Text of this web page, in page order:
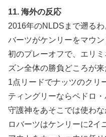
11. 海外の反応
2016年のNLDSまで遡る
バーツがケンリーをマウ
初のプレーオフで、エリ
ズン全体の勝負どころが来
1点リードでナッツのクリ
ティングリーならペドロ
守護神をあそこでは使わな
ロバーツはケンリーに2イ